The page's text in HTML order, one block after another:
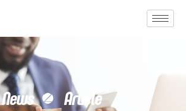
News & Article